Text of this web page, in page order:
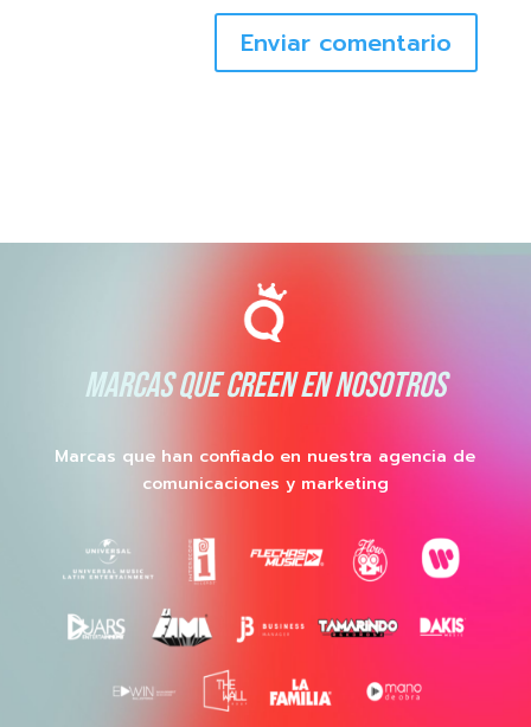
Enviar comentario
MARCAS QUE CREEN EN NOSOTROS
Marcas que han confiado en nuestra agencia de
comunicaciones y marketing